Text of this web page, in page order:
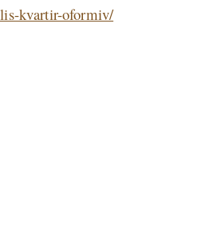
kvartir-oformiv/